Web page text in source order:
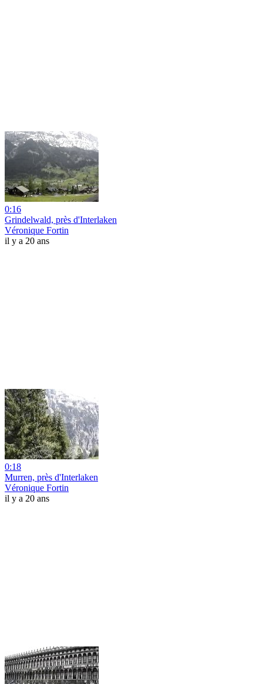
0:16
Grindelwald, près d'Interlaken
Véronique Fortin
il y a 20 ans
0:18
Murren, près d'Interlaken
Véronique Fortin
il y a 20 ans